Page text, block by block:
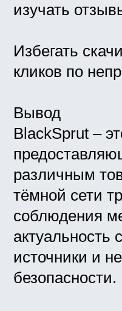
изучать
Избегать
кликов по
Вывод
BlackSprut –
различным
тёмной сети
соблюдения
актуальность
источники и
безопасности.